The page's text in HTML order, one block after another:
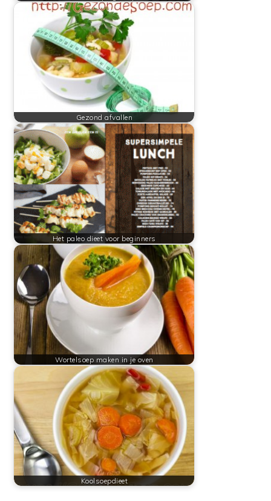
Gezond afvallen
Het paleo dieet voor beginners
Wortelsoep maken in je oven
Koolsoepdieet